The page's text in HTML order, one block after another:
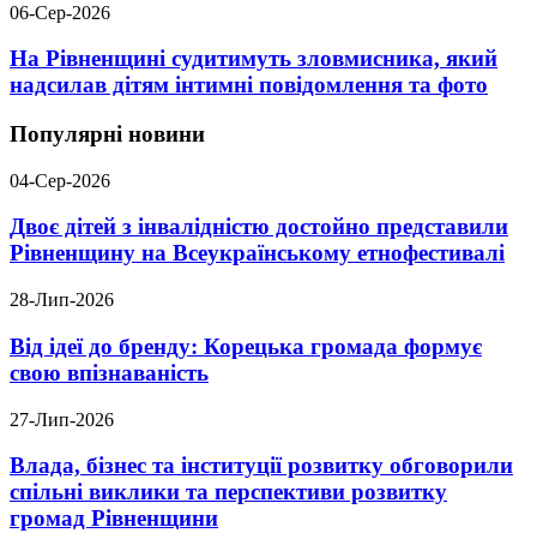
06-Сер-2026
На Рівненщині судитимуть зловмисника, який
надсилав дітям інтимні повідомлення та фото
Популярні новини
04-Сер-2026
Двоє дітей з інвалідністю достойно представили
Рівненщину на Всеукраїнському етнофестивалі
28-Лип-2026
Від ідеї до бренду: Корецька громада формує
свою впізнаваність
27-Лип-2026
Влада, бізнес та інституції розвитку обговорили
спільні виклики та перспективи розвитку
громад Рівненщини